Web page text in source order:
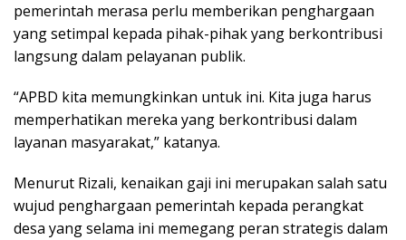
pemerintah merasa perlu memberikan penghargaan
yang setimpal kepada pihak-pihak yang berkontribusi
langsung dalam pelayanan publik.
“APBD kita memungkinkan untuk ini. Kita juga harus
memperhatikan mereka yang berkontribusi dalam
layanan masyarakat,” katanya.
Menurut Rizali, kenaikan gaji ini merupakan salah satu
wujud penghargaan pemerintah kepada perangkat
desa yang selama ini memegang peran strategis dalam